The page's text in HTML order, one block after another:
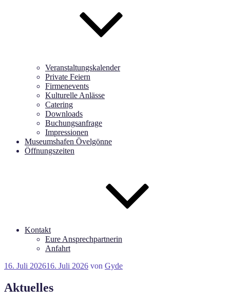
Veranstaltungskalender
Private Feiern
Firmenevents
Kulturelle Anlässe
Catering
Downloads
Buchungsanfrage
Impressionen
Museumshafen Övelgönne
Öffnungszeiten
Kontakt
Eure Ansprechpartnerin
Anfahrt
Veröffentlicht
16. Juli 202616. Juli 2026 von Gyde
Aktuelles